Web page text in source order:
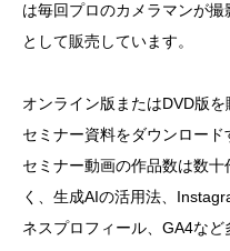
は毎回プロのカメラマンが
として販売しています。
オンライン版またはDVD版
セミナー資料をダウンロード
セミナー動画の作品数は数
く、生成AIの活用法、
ネスプロフィール、GA4など